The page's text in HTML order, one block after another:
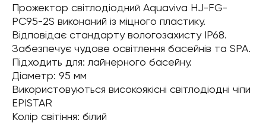
Прожектор світлодіодний Aquaviva HJ-FG-
PC95-2S виконаний із міцного пластику.
Відповідає стандарту вологозахисту IP68.
Забезпечує чудове освітлення басейнів та SPA.
Підходить для: лайнерного басейну.
Діаметр: 95 мм
Використовуються високоякісні світлодіодні чіпи
EPISTAR
Колір світіння: білий